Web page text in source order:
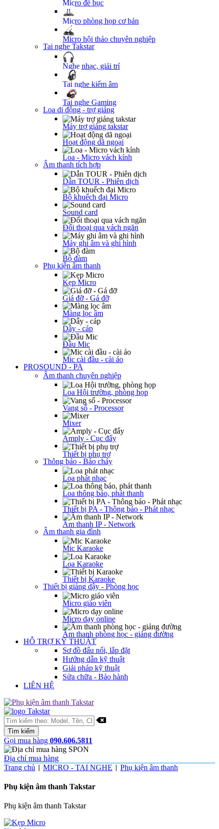
Micro để bục
Micro phòng họp cơ bản
Micro hội thảo chuyên nghiệp
Tai nghe Takstar
Nghe nhạc, giải trí
Tai nghe kiểm âm
Tai nghe Gaming
Loa di động - trợ giảng
Máy trợ giảng takstar
Hoạt động dã ngoại
Loa - Micro vách kính
Âm thanh tích hợp
Dẫn TOUR - Phiên dịch
Bộ khuếch đại Micro
Sound card
Đối thoại qua vách ngăn
Máy ghi âm và ghi hình
Bộ đàm
Phụ kiện âm thanh
Kẹp Micro
Giá đỡ - Gá đỡ
Màng lọc âm
Dây - cáp
Đầu Mic
Mic cài đầu - cài áo
PROSOUND - PA
Âm thanh chuyên nghiệp
Loa Hội trường, phòng họp
Vang số - Processor
Mixer
Amply - Cục đẩy
Thiết bị phụ trợ
Thông báo - Báo cháy
Loa phát nhạc
Loa thông báo, phát thanh
Thiết bị PA - Thông báo - Phát nhạc
Âm thanh IP - Network
Âm thanh gia đình
Mic Karaoke
Loa Karaoke
Thiết bị Karaoke
Thiết bị giảng dậy - Phòng học
Micro giáo viên
Micro dạy online
Âm thanh phòng học - giảng đường
HỖ TRỢ KỸ THUẬT
Sơ đồ đấu nối, lắp đặt
Hướng dẫn kỹ thuật
Giải pháp kỹ thuật
Sửa chữa - Bảo hành
LIÊN HỆ
Gọi mua hàng 090.606.5811
Địa chỉ mua hàng
Trang chủ
MICRO - TAI NGHE Phụ kiện âm thanh
Phụ kiện âm thanh Takstar
Phụ kiện âm thanh Takstar